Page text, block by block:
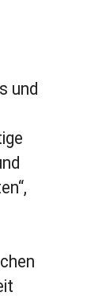
und